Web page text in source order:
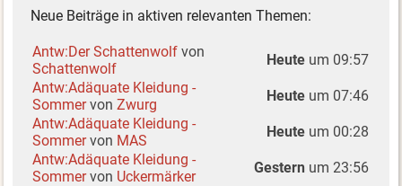
Neue Beiträge in aktiven relevanten Themen:
Antw:Der Schattenwolf von
Schattenwolf
Heute um 09:57
Antw:Adäquate Kleidung -
SommervonZwurg
Heute um 07:46
Antw:Adäquate Kleidung -
Sommervon MAS
Heute um 00:28
Antw:Adäquate Kleidung -
Sommervon Uckermärker
Gestern um 23:56